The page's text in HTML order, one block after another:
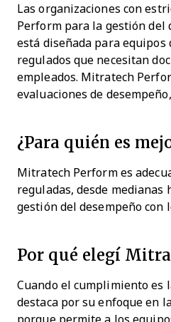
Las organizaciones con
Perform para la gestión del
está diseñada para equipos
regulados que necesitan
empleados. Mitratech
evaluaciones de
¿Para quién es
Mitratech Perform es
reguladas, desde medianas
gestión del desempeño con
Por qué elegí
Cuando el cumplimiento es
destaca por su enfoque en
porque permite a los